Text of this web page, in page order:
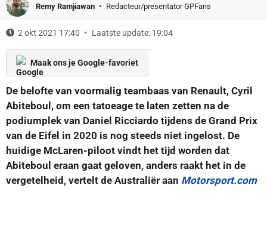
Remy Ramjiawan Redacteur/presentator GPFans
2 okt 2021 17:40 Laatste update: 19:04
Maak ons je Google-favoriet
De belofte van voormalig teambaas van Renault, Cyril
Abiteboul, om een tatoeage te laten zetten na de
podiumplek van Daniel Ricciardo tijdens de Grand Prix
van de Eifel in 2020 is nog steeds niet ingelost. De
huidige McLaren-piloot vindt het tijd worden dat
Abiteboul eraan gaat geloven, anders raakt het in de
vergetelheid, vertelt de Australiër aan Motorsport.com